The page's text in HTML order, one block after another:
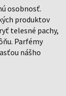
osobnosť.
produktov
telesné pachy,
Parfémy
nášho